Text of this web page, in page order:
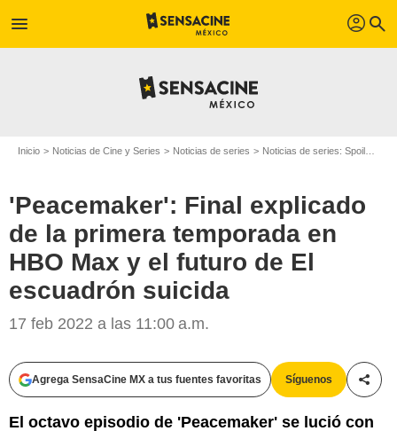
menu profil search
Inicio Noticias de Cine y Series Noticias de series Noticias de series: Spoilers
'Peacemaker': Final explicado
de la primera temporada en
HBO Max y el futuro de El
escuadrón suicida
17 feb 2022 a las 11:00 a.m.
Agrega SensaCine MX a tus fuentes favoritas Síguenos
El octavo episodio de 'Peacemaker' se lució con